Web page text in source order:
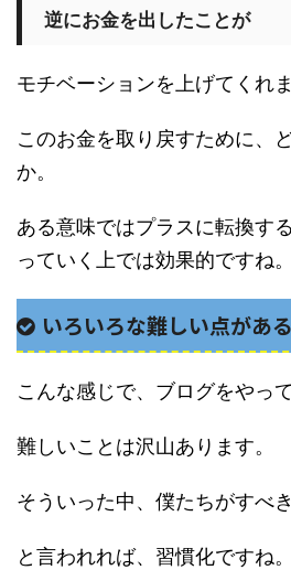
逆にお金を出したことが
モチベーションを上げてくれま
このお金を取り戻すために、
か。
ある意味ではプラスに転換す
っていく上では効果的ですね。
いろいろな難しい点がある
こんな感じで、ブログをやっ
難しいことは沢山あります。
そういった中、僕たちがすべ
と言われれば、習慣化ですね。